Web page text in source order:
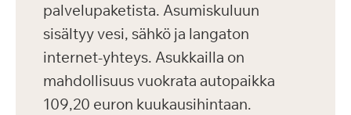
palvelupaketista. Asumiskuluun
sisältyy vesi, sähkö ja langaton
internet-yhteys. Asukkailla on
mahdollisuus vuokrata autopaikka
109,20 euron kuukausihintaan.